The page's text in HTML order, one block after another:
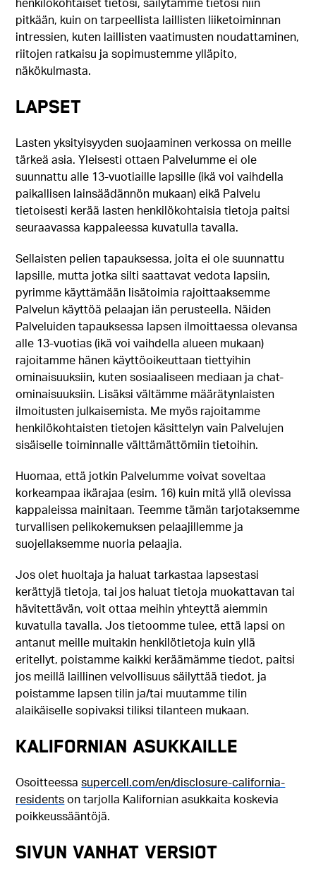
pitkään, kuin on tarpeellista laillisten liiketoiminnan
intressien, kuten laillisten vaatimusten noudattaminen,
riitojen ratkaisu ja sopimustemme ylläpito,
näkökulmasta.
LAPSET
Lasten yksityisyyden suojaaminen verkossa on meille
tärkeä asia. Yleisesti ottaen Palvelumme ei ole
suunnattu alle 13-vuotiaille lapsille (ikä voi vaihdella
paikallisen lainsäädännön mukaan) eikä Palvelu
tietoisesti kerää lasten henkilökohtaisia tietoja paitsi
seuraavassa kappaleessa kuvatulla tavalla.
Sellaisten pelien tapauksessa, joita ei ole suunnattu
lapsille, mutta jotka silti saattavat vedota lapsiin,
pyrimme käyttämään lisätoimia rajoittaaksemme
Palvelun käyttöä pelaajan iän perusteella. Näiden
Palveluiden tapauksessa lapsen ilmoittaessa olevansa
alle 13-vuotias (ikä voi vaihdella alueen mukaan)
rajoitamme hänen käyttöoikeuttaan tiettyihin
ominaisuuksiin, kuten sosiaaliseen mediaan ja chat-
ominaisuuksiin. Lisäksi vältämme määrätynlaisten
ilmoitusten julkaisemista. Me myös rajoitamme
henkilökohtaisten tietojen käsittelyn vain Palvelujen
sisäiselle toiminnalle välttämättömiin tietoihin.
Huomaa, että jotkin Palvelumme voivat soveltaa
korkeampaa ikärajaa (esim. 16) kuin mitä yllä olevissa
kappaleissa mainitaan. Teemme tämän tarjotaksemme
turvallisen pelikokemuksen pelaajillemme ja
suojellaksemme nuoria pelaajia.
Jos olet huoltaja ja haluat tarkastaa lapsestasi
kerättyjä tietoja, tai jos haluat tietoja muokattavan tai
hävitettävän, voit ottaa meihin yhteyttä aiemmin
kuvatulla tavalla. Jos tietoomme tulee, että lapsi on
antanut meille muitakin henkilötietoja kuin yllä
eritellyt, poistamme kaikki keräämämme tiedot, paitsi
jos meillä laillinen velvollisuus säilyttää tiedot, ja
poistamme lapsen tilin ja/tai muutamme tilin
alaikäiselle sopivaksi tiliksi tilanteen mukaan.
KALIFORNIAN ASUKKAILLE
Osoitteessasupercell.com/en/disclosure-california-
residentson tarjolla Kalifornian asukkaita koskevia
poikkeussääntöjä.
Sivun vanhat versiot